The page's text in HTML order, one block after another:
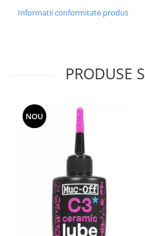
Informatii conformitate produs
PRODUSE
NOU